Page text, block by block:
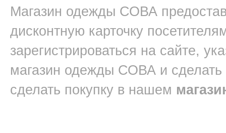
Магазин одежды СОВА
дисконтную карточку
зарегистрироваться на сайте,
магазин одежды СОВА и
сделать покупку в нашем